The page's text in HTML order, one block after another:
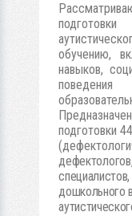
обучению,
навыков,
подготовки
дефекто
специалистов,
дошкольного